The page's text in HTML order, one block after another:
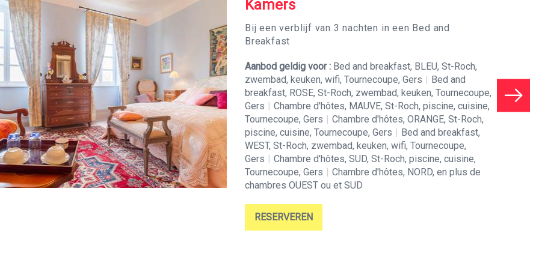
Kamers
Bij een verblijf van 3 nachten in een Bed and
Breakfast
Aanbod geldig voor : Bed and breakfast, BLEU, St-Roch,
zwembad, keuken, wifi, Tournecoupe, Gers
Bed and
breakfast, ROSE, St-Roch, zwembad, keuken, Tournecoupe,
Gers
Chambre d'hôtes, MAUVE, St-Roch, piscine, cuisine,
Tournecoupe, Gers
Chambre d'hôtes, ORANGE, St-Roch,
piscine, cuisine, Tournecoupe, Gers
Bed and breakfast,
WEST, St-Roch, zwembad, keuken, wifi, Tournecoupe,
Gers
Chambre d'hôtes, SUD, St-Roch, piscine, cuisine,
Tournecoupe, Gers
Chambre d'hôtes, NORD, en plus de
chambres OUEST ou et SUD
RESERVEREN